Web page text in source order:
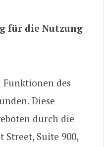
für die Nutzung
des
Diese
durch die
Street, Suite 900,